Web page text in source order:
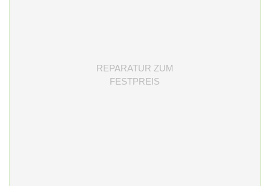
REPARATUR ZUM
FESTPREIS